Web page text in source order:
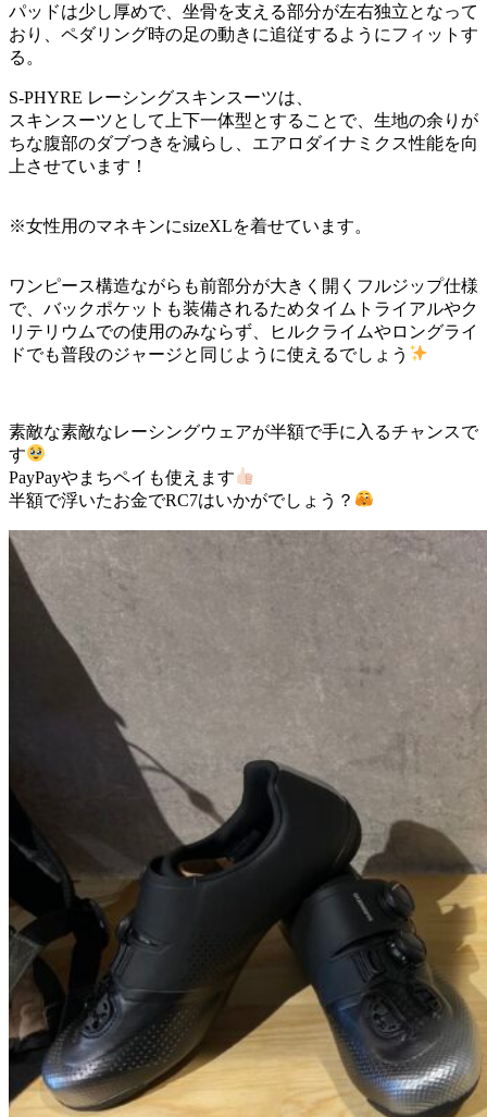
パッドは少し厚めで、坐骨を支える部分が左右独立となって
おり、ペダリング時の足の動きに追従するようにフィットす
る。
S-PHYRE レーシングスキンスーツは、
スキンスーツとして上下一体型とすることで、生地の余りが
ちな腹部のダブつきを減らし、エアロダイナミクス性能を向
上させています！
※女性用のマネキンにsizeXLを着せています。
ワンピース構造ながらも前部分が大きく開くフルジップ仕様
で、バックポケットも装備されるためタイムトライアルやク
リテリウムでの使用のみならず、ヒルクライムやロングライ
ドでも普段のジャージと同じように使えるでしょう
素敵な素敵なレーシングウェアが半額で手に入るチャンスで
す
PayPayやまちペイも使えます
半額で浮いたお金でRC7はいかがでしょう？